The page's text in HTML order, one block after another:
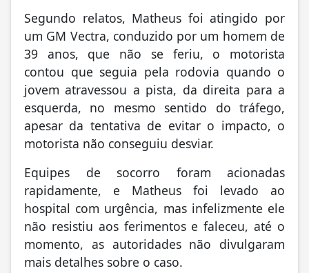
Segundo relatos, Matheus foi atingido por
um GM Vectra, conduzido por um homem de
39 anos, que não se feriu, o motorista
contou que seguia pela rodovia quando o
jovem atravessou a pista, da direita para a
esquerda, no mesmo sentido do tráfego,
apesar da tentativa de evitar o impacto, o
motorista não conseguiu desviar.
Equipes de socorro foram acionadas
rapidamente, e Matheus foi levado ao
hospital com urgência, mas infelizmente ele
não resistiu aos ferimentos e faleceu, até o
momento, as autoridades não divulgaram
mais detalhes sobre o caso.